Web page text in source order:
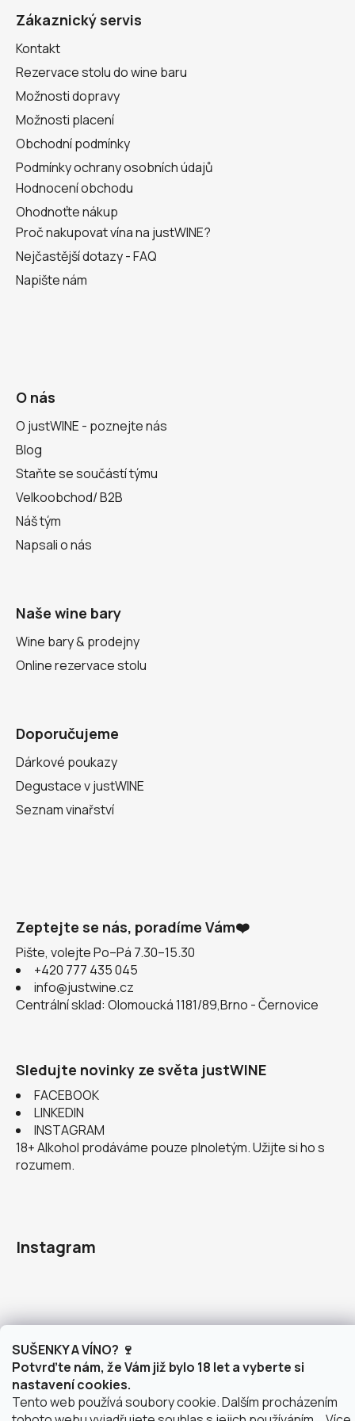
SUŠENKY A VÍNO? 🍷
Potvrďte nám, že Vám již bylo 18 let a vyberte si
nastavení cookies.
Tento web používá soubory cookie. Dalším procházením
Zákaznický servis
Kontakt
Rezervace stolu do wine baru
Možnosti dopravy
Možnosti placení
Obchodní podmínky
Podmínky ochrany osobních údajů
Hodnocení obchodu
Ohodnoťte nákup
Proč nakupovat vína na justWINE?
Nejčastější dotazy - FAQ
Napište nám
O nás
O justWINE - poznejte nás
Blog
Staňte se součástí týmu
Velkoobchod/ B2B
Náš tým
Napsali o nás
Naše wine bary
Wine bary & prodejny
Online rezervace stolu
Doporučujeme
Dárkové poukazy
Degustace v justWINE
Seznam vinařství
Zeptejte se nás, poradíme Vám❤️
Pište, volejte Po–Pá 7.30–15.30
+420 777 435 045
info@justwine.cz
Centrální sklad: Olomoucká 1181/89,Brno - Černovice
Sledujte novinky ze světa justWINE
FACEBOOK
LINKEDIN
INSTAGRAM
18+ Alkohol prodáváme pouze plnoletým. Užijte si ho s
rozumem.
Instagram
doprava po Brně